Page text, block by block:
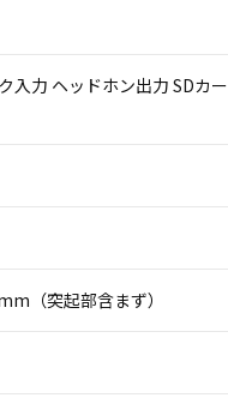
入力 ヘッドホン出力 SD
（突起部含まず）